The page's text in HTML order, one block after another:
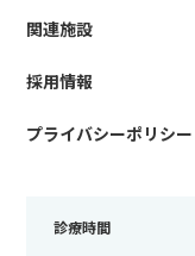
関連施設
採用情報
プライバシーポリシー
診療時間